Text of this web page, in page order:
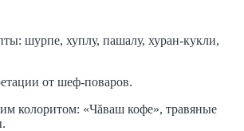
шурпе, хуплу, пашалу, хуран-кукли,
от шеф-поваров.
колоритом: «Чăваш кофе», травяные